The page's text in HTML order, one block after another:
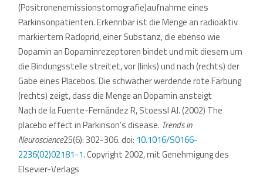
(Positronenemissionstomografie)aufnahme eines
Parkinsonpatienten. Erkennbar ist die Menge an radioaktiv
markiertem Racloprid, einer Substanz, die ebenso wie
Dopamin an Dopaminrezeptoren bindet und mit diesem um
die Bindungsstelle streitet, vor (links) und nach (rechts) der
Gabe eines Placebos. Die schwächer werdende rote Färbung
(rechts) zeigt, dass die Menge an Dopamin ansteigt
Nach de la Fuente-Fernández R, Stoessl AJ. (2002) The
placebo effect in Parkinson’s disease. Trends in
Neuroscience25(6): 302-306. doi: 10.1016/S0166-
2236(02)02181-1. Copyright 2002, mit Genehmigung des
Elsevier-Verlags